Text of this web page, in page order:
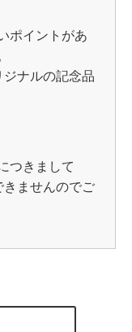
ポイントがあ
ナルの記念品
つきまして
きませんのでご